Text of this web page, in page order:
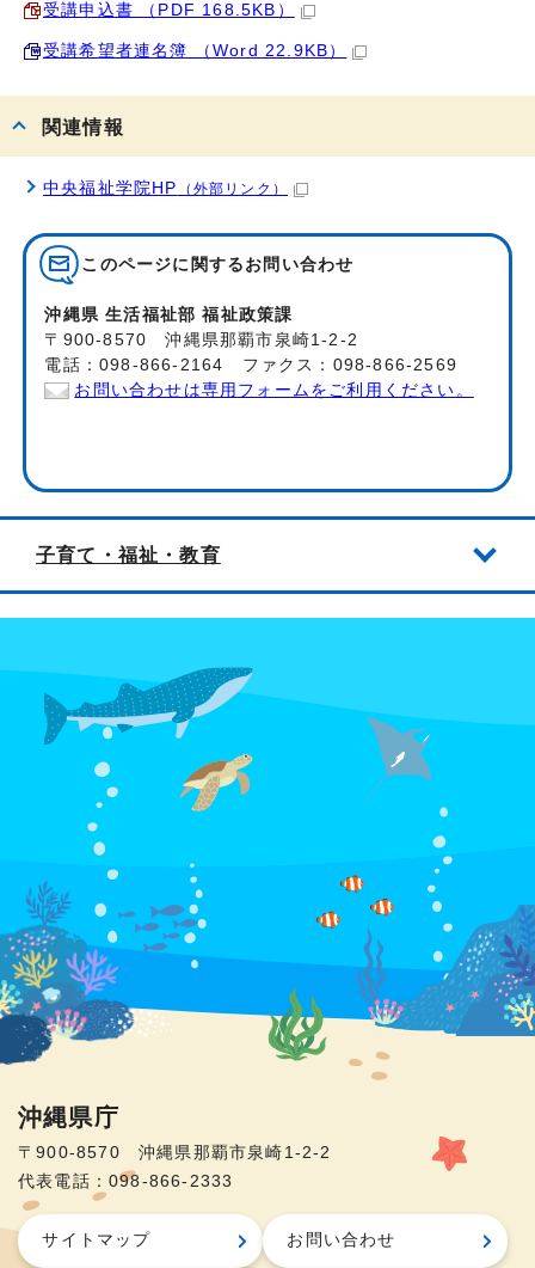
受講申込書 （PDF 168.5KB）
受講希望者連名簿 （Word 22.9KB）
関連情報
中央福祉学院HP （外部リンク）
このページに関する お問い合わせ
沖縄県 生活福祉部 福祉政策課
〒900-8570 沖縄県那覇市泉崎1-2-2
電話：098-866-2164 ファクス：098-866-2569
お問い合わせは専用フォームをご利用ください。
子育て・福祉・教育
沖縄県庁
〒900-8570 沖縄県那覇市泉崎1-2-2
代表電話：098-866-2333
サイトマップ お問い合わせ